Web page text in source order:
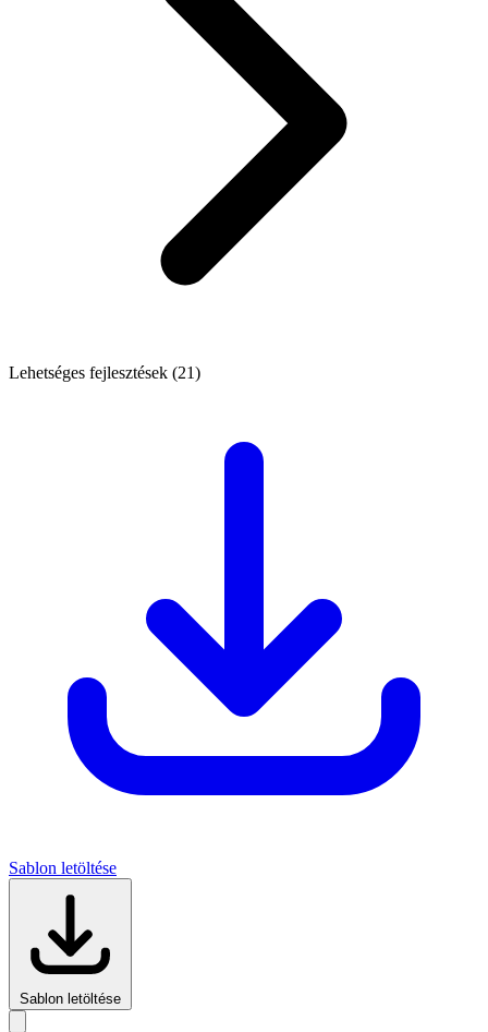
Lehetséges fejlesztések (21)
Sablon letöltése
Sablon letöltése